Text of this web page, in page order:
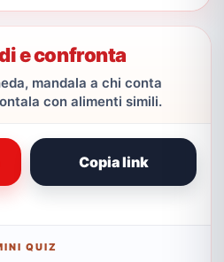
e confronta
mandala a chi conta
con alimenti simili.
Copia link
QUIZ